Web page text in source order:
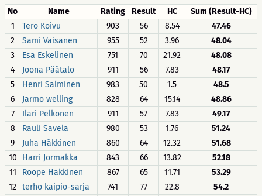
No Name Rating Result HC
Sum (Result-HC)
1
Tero Koivu 903 56 8.54
47.46
2
Sami Väisänen 955 52 3.96
48.04
3
Esa Eskelinen 751 70 21.92
48.08
4
Joona Päätalo 911 56 7.83
48.17
5
Henri Salminen 983 50 1.5
48.5
6
Jarmo welling 828 64 15.14
48.86
7
Ilari Pelkonen 911 57 7.83
49.17
8
Rauli Savela 980 53 1.76
51.24
9
Juha Häkkinen 860 64 12.32
51.68
10
Harri Jormakka 843 66 13.82
52.18
11
Roope Häkkinen 867 65 11.71
53.29
12 terho kaipio-sarja 741 77 22.8
54.2